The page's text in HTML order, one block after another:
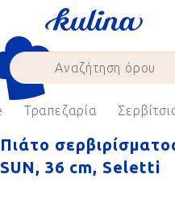
content
Τραπεζαρία
Πιάτο
SUN, 36 cm, Seletti